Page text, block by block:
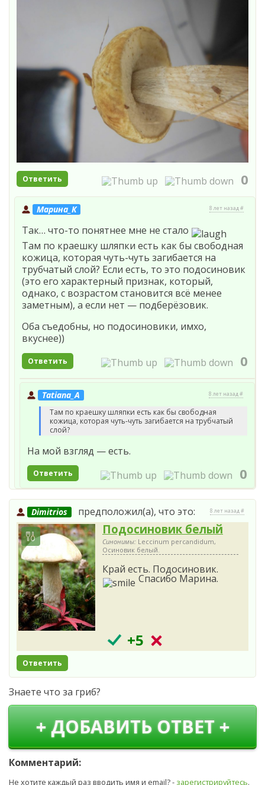
Ответить 0
Марина_К 8 лет назад #
Так… что-то понятнее мне не стало
Там по краешку шляпки есть как бы свободная
кожица, которая чуть-чуть загибается на
трубчатый слой? Если есть, то это подосиновик
(это его характерный признак, который,
однако, с возрастом становится всё менее
заметным), а если нет — подберёзовик.
Оба съедобны, но подосиновики, имхо,
вкуснее))
Ответить 0
Tatiana_A 8 лет назад #
Там по краешку шляпки есть как бы свободная
кожица, которая чуть-чуть загибается на трубчатый
слой?
На мой взгляд — есть.
Ответить 0
Dimitrios предположил(а), что это: 8 лет назад #
Подосиновик белый
Синонимы: Leccinum percandidum,
Осиновик белый.
Край есть. Подосиновик.
Спасибо Марина.
+5
Ответить
Знаете что за гриб?
+ ДОБАВИТЬ ОТВЕТ +
Комментарий:
Не хотите каждый раз вводить имя и email? - зарегистрируйтесь.